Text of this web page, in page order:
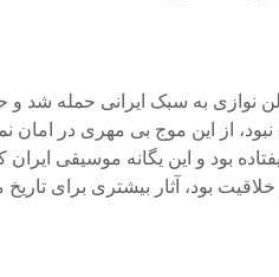
نوازی به سبک ایرانی حمله شد و
از این موج بی مهری در
بود و این یگانه موسیقی
بود، آثار بیشتری برای